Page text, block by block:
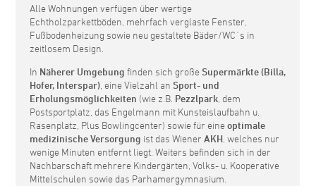
Alle Wohnungen verfügen über wertige
Echtholzparkettböden, mehrfach verglaste Fenster,
Fußbodenheizung sowie neu gestaltete Bäder/WC´s in
zeitlosem Design.
In Näherer Umgebung finden sich große Supermärkte (Billa,
Hofer, Interspar) , eine Vielzahl an Sport- und
Erholungsmöglichkeiten (wie z.B. Pezzlpark , dem
Postsportplatz, das Engelmann mit Kunsteislaufbahn u.
Rasenplatz, Plus Bowlingcenter) sowie für eineoptimale
medizinische Versorgung ist das Wiener AKH , welches nur
wenige Minuten entfernt liegt. Weiters befinden sich in der
Nachbarschaft mehrere Kindergärten, Volks- u. Kooperative
Mittelschulen sowie das Parhamergymnasium.